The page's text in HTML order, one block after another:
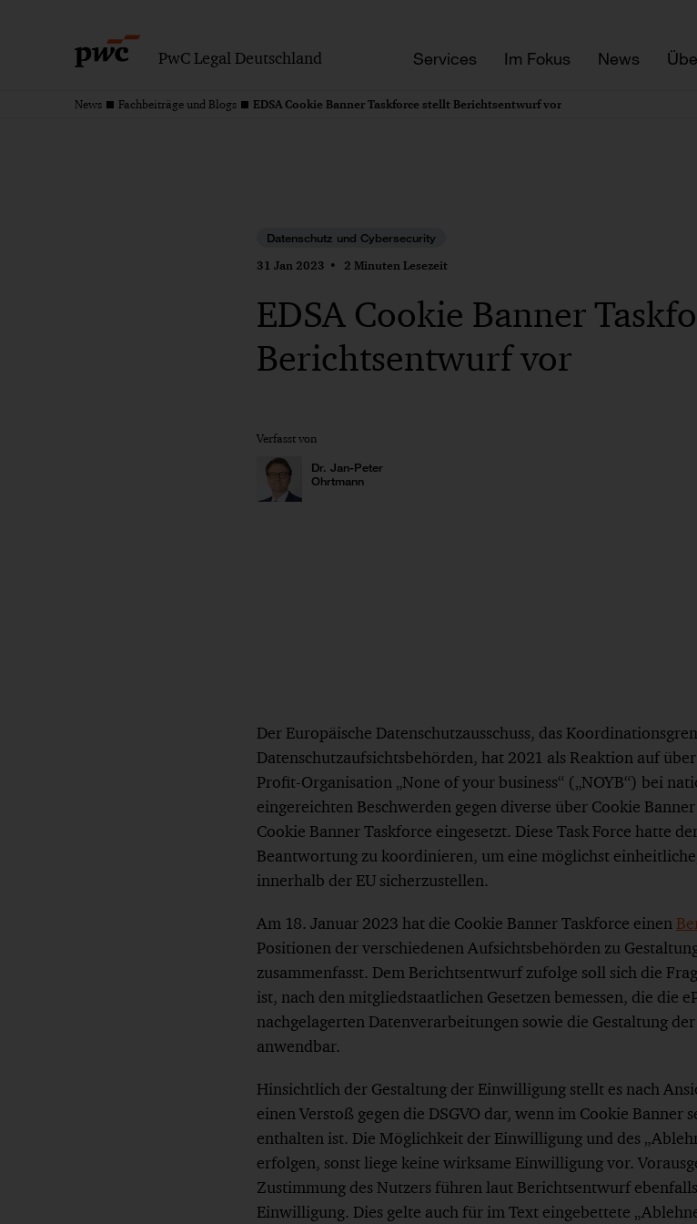
PwC Legal Deutschland Services Im Fokus News
News Fachbeiträge und Blogs EDSA Cookie Banner Taskforce stellt Berichtsentwurf vor
Datenschutz und Cybersecurity
31 Jan 2023 2 Minuten Lesezeit
EDSA Cookie Banner
Berichtsentwurf vor
Verfasst von
Dr. Jan-Peter
Ohrtmann
Der Europäische Datenschutzausschuss, das
Datenschutzaufsichtsbehörden, hat 2021 als Reaktion auf
Profit-Organisation „None of your business“ („NOYB“) bei
eingereichten Beschwerden gegen diverse über Cookie
Cookie Banner Taskforce eingesetzt. Diese Task Force hatte
Beantwortung zu koordinieren, um eine möglichst
innerhalb der EU sicherzustellen.
Am 18. Januar 2023 hat die Cookie Banner Taskforce einen
Positionen der verschiedenen Aufsichtsbehörden zu
zusammenfasst. Dem Berichtsentwurf zufolge soll sich die
ist, nach den mitgliedstaatlichen Gesetzen bemessen, die die
nachgelagerten Datenverarbeitungen sowie die Gestaltung
anwendbar.
Hinsichtlich der Gestaltung der Einwilligung stellt es nach
einen Verstoß gegen die DSGVO dar, wenn im Cookie Banner
enthalten ist. Die Möglichkeit der Einwilligung und des
erfolgen, sonst liege keine wirksame Einwilligung vor.
Zustimmung des Nutzers führen laut Berichtsentwurf
Einwilligung. Dies gelte auch für im Text eingebettete